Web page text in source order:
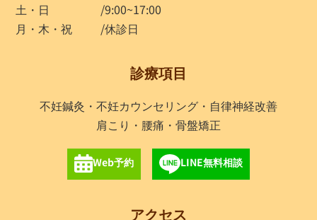
土・日
/9:00~17:00
月・木・祝
/休診日
診療項目
不妊鍼灸・不妊カウンセリング・自律神経改善
肩こり・腰痛・骨盤矯正
Web予約 LINE無料相談
アクセス